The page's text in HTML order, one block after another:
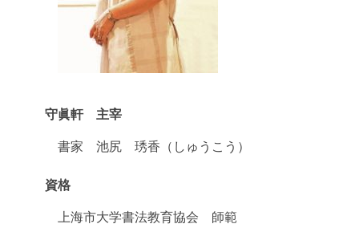
守眞軒 主宰
書家 池尻 琇香（しゅうこう）
資格
上海市大学書法教育協会 師範